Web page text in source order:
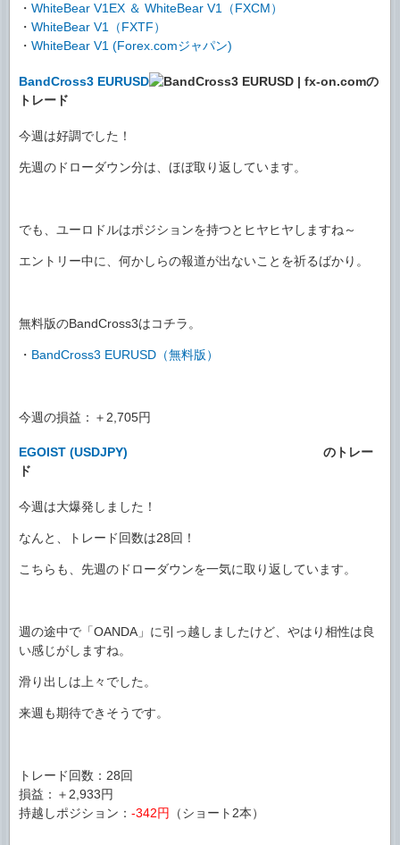
・ WhiteBear V1EX ＆ WhiteBear V1（FXCM）
・ WhiteBear V1（FXTF）
・ WhiteBear V1 (Forex.comジャパン)
BandCross3 EURUSD
の
トレード
今週は好調でした！
先週のドローダウン分は、ほぼ取り返しています。
でも、ユーロドルはポジションを持つとヒヤヒヤしますね～
エントリー中に、何かしらの報道が出ないことを祈るばかり。
無料版のBandCross3はコチラ。
・ BandCross3 EURUSD（無料版）
今週の損益：＋2,705円
EGOIST (USDJPY)
のトレー
ド
今週は大爆発しました！
なんと、トレード回数は28回！
こちらも、先週のドローダウンを一気に取り返しています。
週の途中で「OANDA」に引っ越しましたけど、やはり相性は良
い感じがしますね。
滑り出しは上々でした。
来週も期待できそうです。
トレード回数：28回
損益：＋2,933円
持越しポジション： -342円 （ショート2本）